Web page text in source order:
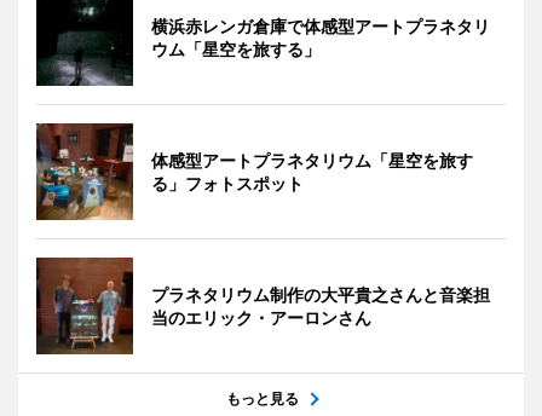
横浜赤レンガ倉庫で体感型アートプラネタリ
ウム「星空を旅する」
体感型アートプラネタリウム「星空を旅す
る」フォトスポット
プラネタリウム制作の大平貴之さんと音楽担
当のエリック・アーロンさん
もっと見る